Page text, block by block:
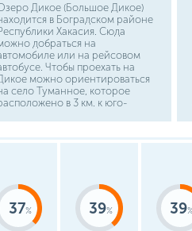
Дикое (Большое Дикое)
в Боградском районе
Хакасия. Сюда
добраться на
или на рейсовом
Чтобы проехать на
можно ориентироваться
село Туманное, которое
в 3 км. к юго-
нужно проехать 380 км. от
Красноярска. К водоему можно
подъехать со стороны
западного и северного берега.
37 39 39